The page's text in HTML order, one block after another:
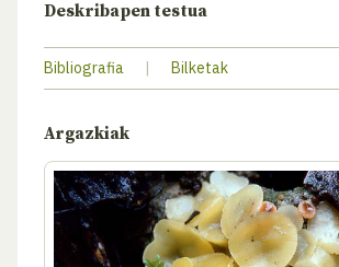
Deskribapen testua
Bibliografia | Bilketak
Argazkiak